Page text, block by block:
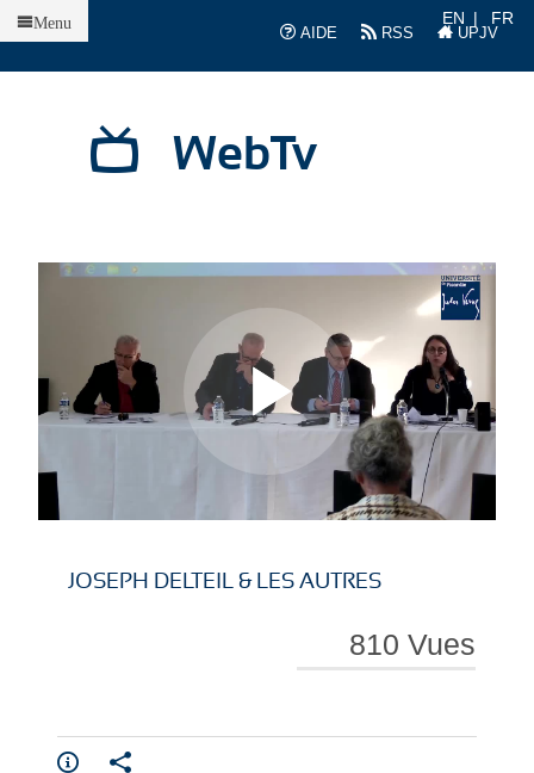
AIDE
RSS UPJV
EN FR
WebTv
Menu
L
i
r
L
i
r
JOSEPH DELTEIL & LES AUTRES
810 Vues